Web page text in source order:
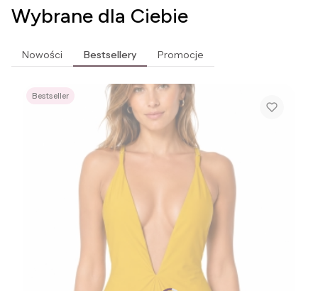
Wybrane dla Ciebie
Nowości Bestsellery Promocje
Bestseller